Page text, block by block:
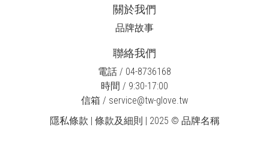
關於我們
品牌故事
聯絡我們
電話 / 04-8736168
時間 / 9:30-17:00
信箱 / service@tw-glove.tw
隱私條款 | 條款及細則 | 2025 © 品牌名稱